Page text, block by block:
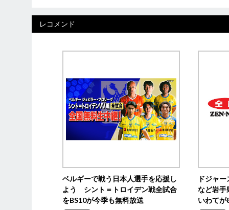
レコメンド
ベルギーで戦う日本人選手を応援し
よう シント＝トロイデン戦全試合
をBS10が今季も無料放送
ドジャ
など岩
いわてが